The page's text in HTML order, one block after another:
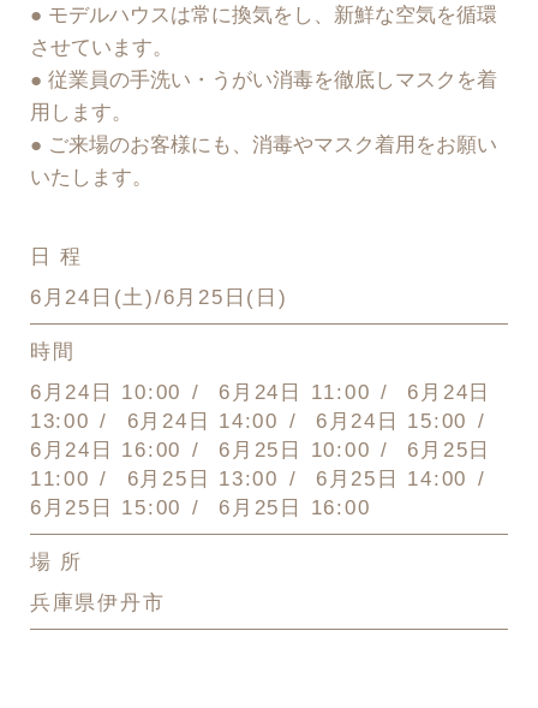
● モデルハウスは常に換気をし、新鮮な空気を循環
させています。
● 従業員の手洗い・うがい消毒を徹底しマスクを着
用します。
● ご来場のお客様にも、消毒やマスク着用をお願い
いたします。
日 程
6月24日(土)/6月25日(日)
時間
6月24日 10:00
6月24日 11:00
6月24日
13:00
6月24日 14:00
6月24日 15:00
6月24日 16:00
6月25日 10:00
6月25日
11:00
6月25日 13:00
6月25日 14:00
6月25日 15:00
6月25日 16:00
場 所
兵庫県伊丹市